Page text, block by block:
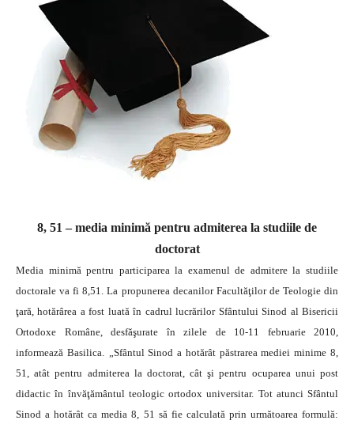
8, 51 – media minimă pentru admiterea la studiile de
doctorat
Media minimă pentru participarea la examenul de admitere la studiile
doctorale va fi 8,51. La propunerea decanilor Facultăţilor de Teologie din
ţară, hotărârea a fost luată în cadrul lucrărilor Sfântului Sinod al Bisericii
Ortodoxe Române, desfăşurate în zilele de 10-11 februarie 2010,
informează Basilica. „Sfântul Sinod a hotărât păstrarea mediei minime 8,
51, atât pentru admiterea la doctorat, cât şi pentru ocuparea unui post
didactic în învăţământul teologic ortodox universitar. Tot atunci Sfântul
Sinod a hotărât ca media 8, 51 să fie calculată prin următoarea formulă: